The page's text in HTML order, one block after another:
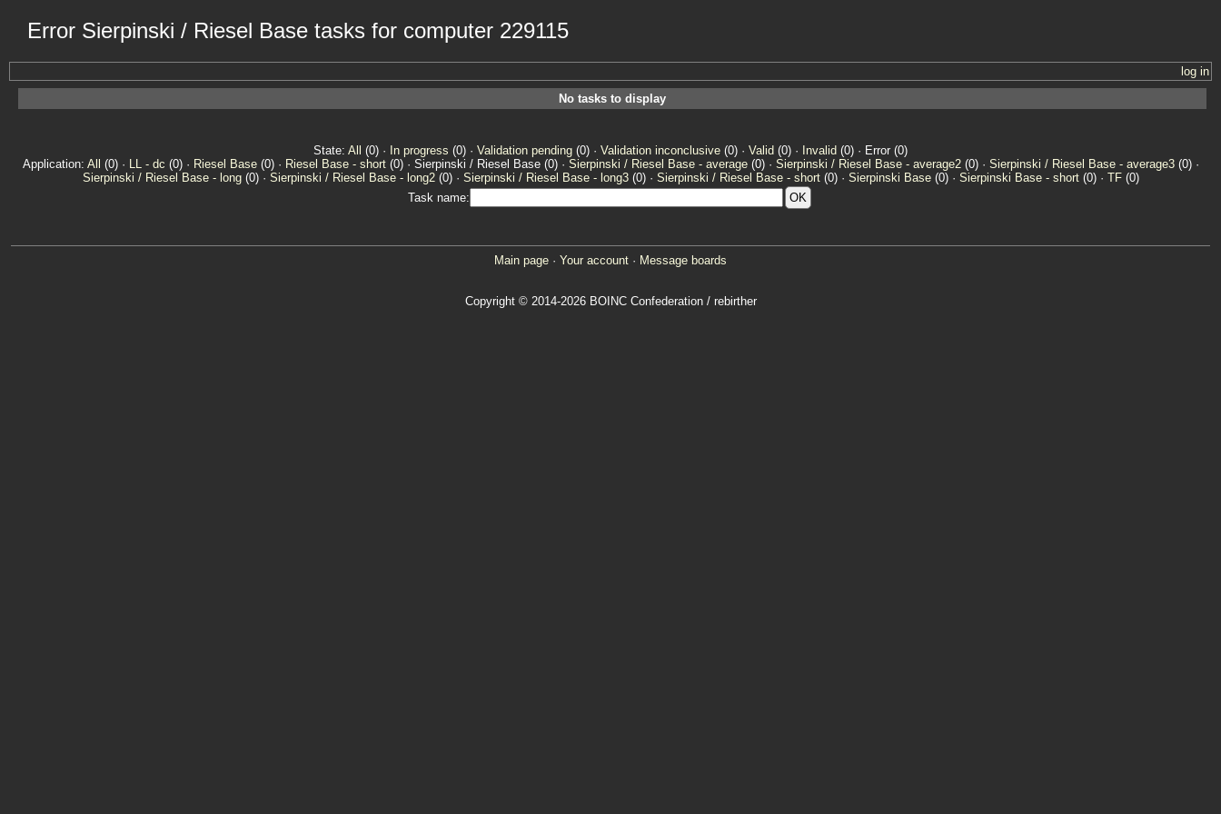
Error Sierpinski / Riesel Base tasks for computer 229115
log in
No tasks to display
State: All (0) · In progress (0) · Validation pending (0) · Validation inconclusive (0) · Valid (0) · Invalid (0) · Error (0)
Application: All (0) · LL - dc (0) · Riesel Base(0) · Riesel Base - short(0) · Sierpinski / Riesel Base (0) · Sierpinski / Riesel Base - average(0) · Sierpinski / Riesel Base - average2(0) · Sierpinski / Riesel Base - average3(0) ·
Sierpinski / Riesel Base - long(0) · Sierpinski / Riesel Base - long2(0) · Sierpinski / Riesel Base - long3(0) · Sierpinski / Riesel Base - short(0) · Sierpinski Base(0) · Sierpinski Base - short(0) · TF(0)
Task name:
Main page · Your account · Message boards
Copyright © 2014-2026 BOINC Confederation / rebirther